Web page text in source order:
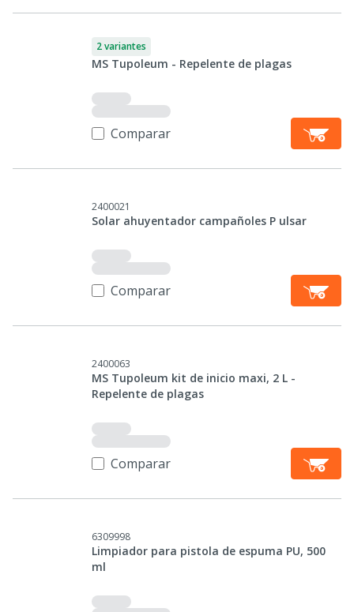
2 variantes
MS Tupoleum - Repelente de plagas
Comparar
2400021
Solar ahuyentador campañoles P ulsar
Comparar
2400063
MS Tupoleum kit de inicio maxi, 2 L -
Repelente de plagas
Comparar
6309998
Limpiador para pistola de espuma PU, 500
ml